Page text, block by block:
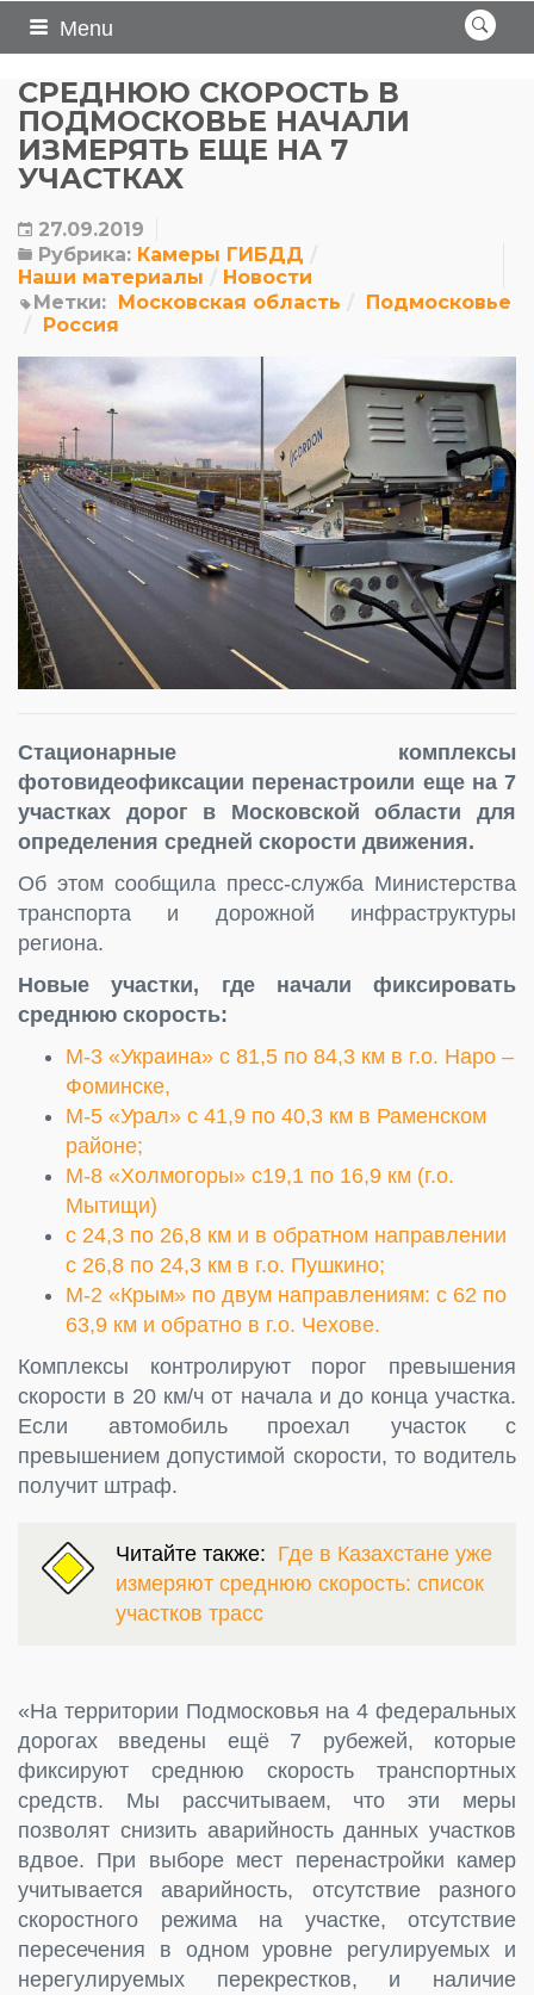
Menu
СРЕДНЮЮ СКОРОСТЬ В
ПОДМОСКОВЬЕ НАЧАЛИ
ИЗМЕРЯТЬ ЕЩЕ НА 7
УЧАСТКАХ
27.09.2019
Рубрика: Камеры ГИБДД
Наши материалы
Новости
Метки: Московская область
Подмосковье
Россия
Стационарные комплексы
фотовидеофиксации перенастроили еще на 7
участках дорог в Московской области для
определения средней скорости движения.
Об этом сообщила пресс-служба Министерства
транспорта и дорожной инфраструктуры
региона.
Новые участки, где начали фиксировать
среднюю скорость:
М-3 «Украина» с 81,5 по 84,3 км в г.о. Наро –
Фоминске,
М-5 «Урал» с 41,9 по 40,3 км в Раменском
районе;
М-8 «Холмогоры» с19,1 по 16,9 км (г.о.
Мытищи)
с 24,3 по 26,8 км и в обратном направлении
с 26,8 по 24,3 км в г.о. Пушкино;
М-2 «Крым» по двум направлениям: с 62 по
63,9 км и обратно в г.о. Чехове.
Комплексы контролируют порог превышения
скорости в 20 км/ч от начала и до конца участка.
Если автомобиль проехал участок с
превышением допустимой скорости, то водитель
получит штраф.
Читайте также: Где в Казахстане уже
измеряют среднюю скорость: список
участков трасс
«На территории Подмосковья на 4 федеральных
дорогах введены ещё 7 рубежей, которые
фиксируют среднюю скорость транспортных
средств. Мы рассчитываем, что эти меры
позволят снизить аварийность данных участков
вдвое. При выборе мест перенастройки камер
учитывается аварийность, отсутствие разного
скоростного режима на участке, отсутствие
пересечения в одном уровне регулируемых и
нерегулируемых перекрестков, и наличие